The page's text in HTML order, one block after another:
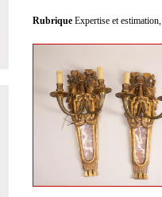
Rubrique Expertise et estimation,